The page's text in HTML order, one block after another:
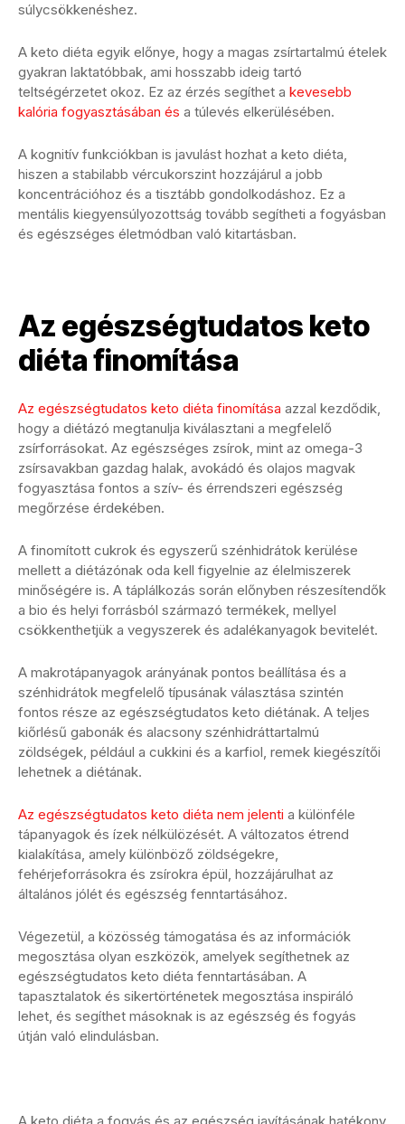
súlycsökkenéshez.
A keto diéta egyik előnye, hogy a magas zsírtartalmú ételek
gyakran laktatóbbak, ami hosszabb ideig tartó
teltségérzetet okoz. Ez az érzés segíthet a kevesebb
kalória fogyasztásában és a túlevés elkerülésében.
A kognitív funkciókban is javulást hozhat a keto diéta,
hiszen a stabilabb vércukorszint hozzájárul a jobb
koncentrációhoz és a tisztább gondolkodáshoz. Ez a
mentális kiegyensúlyozottság tovább segítheti a fogyásban
és egészséges életmódban való kitartásban.
Az egészségtudatos keto
diéta finomítása
Az egészségtudatos keto diéta finomítása azzal kezdődik,
hogy a diétázó megtanulja kiválasztani a megfelelő
zsírforrásokat. Az egészséges zsírok, mint az omega-3
zsírsavakban gazdag halak, avokádó és olajos magvak
fogyasztása fontos a szív- és érrendszeri egészség
megőrzése érdekében.
A finomított cukrok és egyszerű szénhidrátok kerülése
mellett a diétázónak oda kell figyelnie az élelmiszerek
minőségére is. A táplálkozás során előnyben részesítendők
a bio és helyi forrásból származó termékek, mellyel
csökkenthetjük a vegyszerek és adalékanyagok bevitelét.
A makrotápanyagok arányának pontos beállítása és a
szénhidrátok megfelelő típusának választása szintén
fontos része az egészségtudatos keto diétának. A teljes
kiőrlésű gabonák és alacsony szénhidráttartalmú
zöldségek, például a cukkini és a karfiol, remek kiegészítői
lehetnek a diétának.
Az egészségtudatos keto diéta nem jelenti a különféle
tápanyagok és ízek nélkülözését. A változatos étrend
kialakítása, amely különböző zöldségekre,
fehérjeforrásokra és zsírokra épül, hozzájárulhat az
általános jólét és egészség fenntartásához.
Végezetül, a közösség támogatása és az információk
megosztása olyan eszközök, amelyek segíthetnek az
egészségtudatos keto diéta fenntartásában. A
tapasztalatok és sikertörténetek megosztása inspiráló
lehet, és segíthet másoknak is az egészség és fogyás
útján való elindulásban.